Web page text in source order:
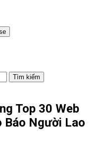
Tìm kiếm
Top 30 Web
Báo Người Lao